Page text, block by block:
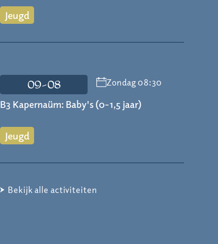
Jeugd
09-08 Zondag 08:30
B3 Kapernaüm: Baby's (0-1,5 jaar)
Jeugd
Bekijk alle activiteiten